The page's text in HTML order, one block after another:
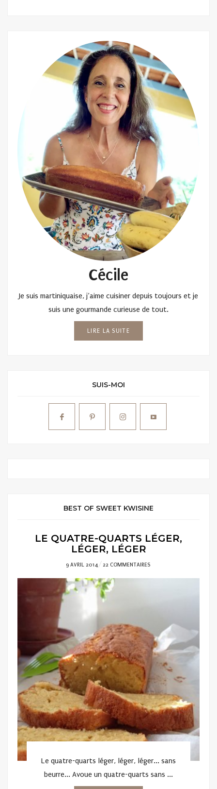
Cécile
Je suis martiniquaise, j’aime cuisiner depuis toujours et je
suis une gourmande curieuse de tout.
LIRE LA SUITE
SUIS-MOI
BEST OF SWEET KWISINE
LE QUATRE-QUARTS LÉGER,
LÉGER, LÉGER
POSTED
ON
9 AVRIL 2014 22 COMMENTAIRES
Le quatre-quarts léger, léger, léger... sans
beurre... Avoue un quatre-quarts sans ...